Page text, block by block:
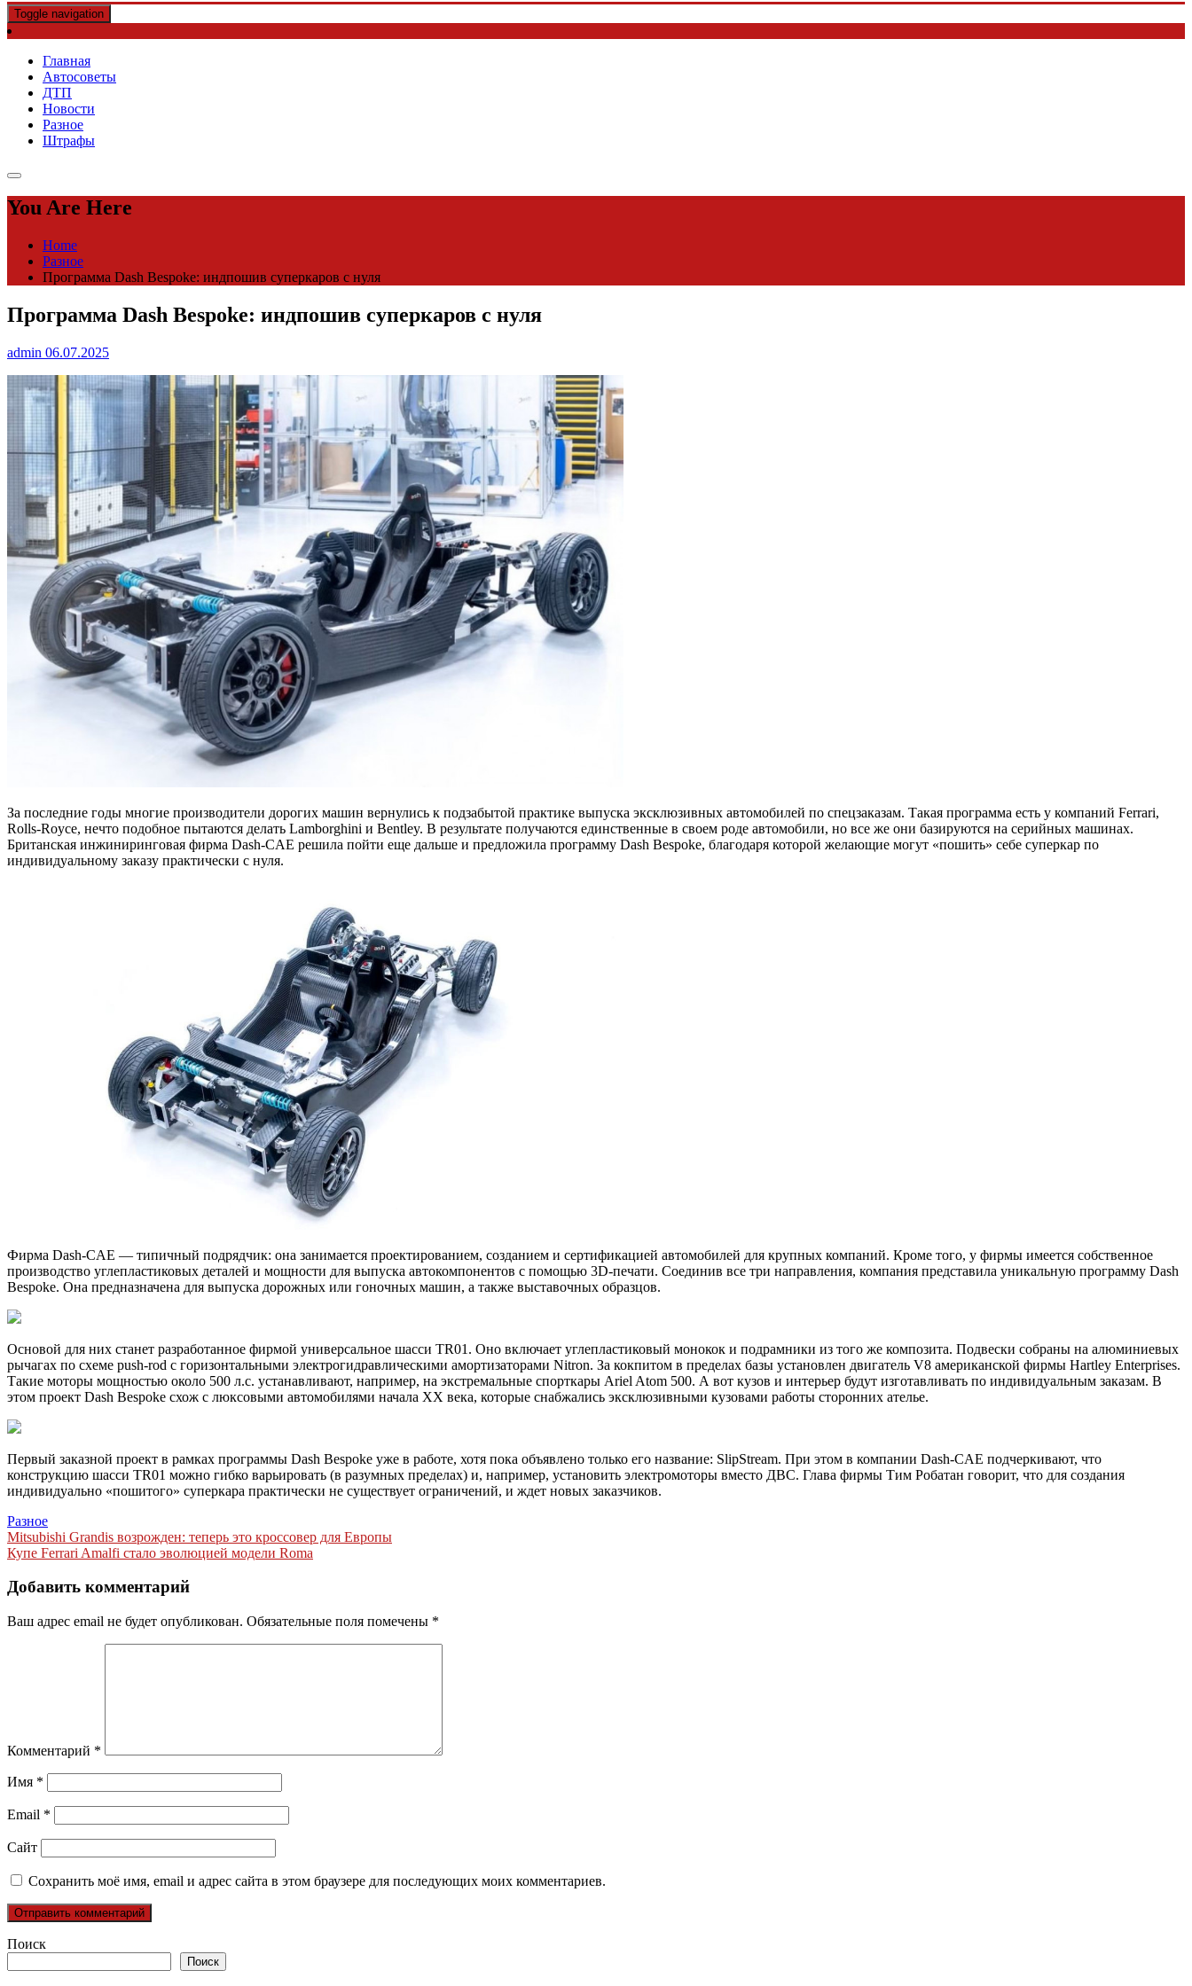
Toggle navigation
Главная
Автосоветы
ДТП
Новости
Разное
Штрафы
You Are Here
Home
Разное
Программа Dash Bespoke: индпошив суперкаров с нуля
Программа Dash Bespoke: индпошив суперкаров с нуля
admin 06.07.2025
За последние годы многие производители дорогих машин вернулись к подзабытой практике выпуска эксклюзивных автомобилей по спецзаказам. Такая программа есть у компаний Ferrari,
Rolls-Royce, нечто подобное пытаются делать Lamborghini и Bentley. В результате получаются единственные в своем роде автомобили, но все же они базируются на серийных машинах.
Британская инжиниринговая фирма Dash-CAE решила пойти еще дальше и предложила программу Dash Bespoke, благодаря которой желающие могут «пошить» себе суперкар по
индивидуальному заказу практически с нуля.
Фирма Dash-CAE — типичный подрядчик: она занимается проектированием, созданием и сертификацией автомобилей для крупных компаний. Кроме того, у фирмы имеется собственное
производство углепластиковых деталей и мощности для выпуска автокомпонентов с помощью 3D-печати. Соединив все три направления, компания представила уникальную программу Dash
Bespoke. Она предназначена для выпуска дорожных или гоночных машин, а также выставочных образцов.
Основой для них станет разработанное фирмой универсальное шасси TR01. Оно включает углепластиковый монокок и подрамники из того же композита. Подвески собраны на алюминиевых
рычагах по схеме push-rod с горизонтальными электрогидравлическими амортизаторами Nitron. За кокпитом в пределах базы установлен двигатель V8 американской фирмы Hartley Enterprises.
Такие моторы мощностью около 500 л.с. устанавливают, например, на экстремальные спорткары Ariel Atom 500. А вот кузов и интерьер будут изготавливать по индивидуальным заказам. В
этом проект Dash Bespoke схож с люксовыми автомобилями начала XX века, которые снабжались эксклюзивными кузовами работы сторонних ателье.
Первый заказной проект в рамках программы Dash Bespoke уже в работе, хотя пока объявлено только его название: SlipStream. При этом в компании Dash-CAE подчеркивают, что
конструкцию шасси TR01 можно гибко варьировать (в разумных пределах) и, например, установить электромоторы вместо ДВС. Глава фирмы Тим Робатан говорит, что для создания
индивидуально «пошитого» суперкара практически не существует ограничений, и ждет новых заказчиков.
Разное
Навигация
по
записям
Mitsubishi Grandis возрожден: теперь это кроссовер для Европы
Купе Ferrari Amalfi стало эволюцией модели Roma
Добавить комментарий
Ваш адрес email не будет опубликован. Обязательные поля помечены *
Комментарий *
Имя *
Email *
Сайт
Сохранить моё имя, email и адрес сайта в этом браузере для последующих моих комментариев.
Поиск
Поиск